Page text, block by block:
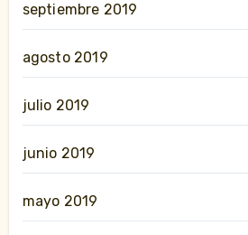
septiembre 2019
agosto 2019
julio 2019
junio 2019
mayo 2019